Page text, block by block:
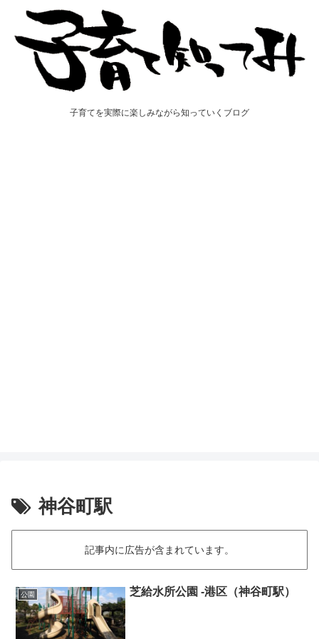
子育てを実際に楽しみながら知っていくブログ
神谷町駅
記事内に広告が含まれています。
公園 芝給水所公園 -港区（神谷町駅）